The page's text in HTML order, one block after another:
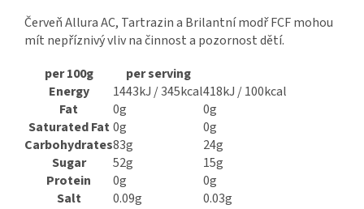
Červeň Allura AC, Tartrazin a Brilantní modř FCF mohou
mít nepříznivý vliv na činnost a pozornost dětí.
per 100g
per serving
Energy
1443kJ / 345kcal418kJ / 100kcal
Fat
0g
0g
Saturated Fat 0g
0g
Carbohydrates83g
24g
Sugar
52g
15g
Protein
0g
0g
Salt
0.09g 0.03g